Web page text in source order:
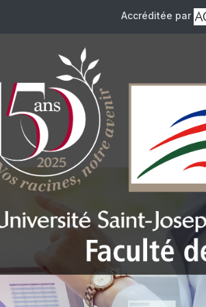
Accréditée par